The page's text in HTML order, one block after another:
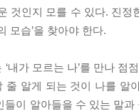
것인지 모를 수 있다. 진
모습’을 찾아야 한다.
‘내가 모르는 나’를 만나
줄 알게 되는 것이 나를 알
들이 알아들을 수 있는 말